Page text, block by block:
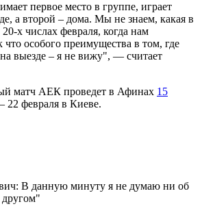
первое место в группе, играет
а второй – дома. Мы не знаем, какая в
х числах февраля, когда нам
что особого преимущества в том, где
выезде – я не вижу", — считает
матч АЕК проведет в Афинах 15
22 февраля в Киеве.
В данную минуту я не думаю ни об